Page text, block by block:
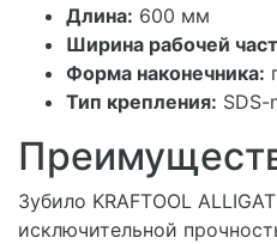
Длина: 600 мм
Ширина рабочей
Форма наконечника:
Тип крепления: SDS-
Зубило KRAFTOOL
исключительной